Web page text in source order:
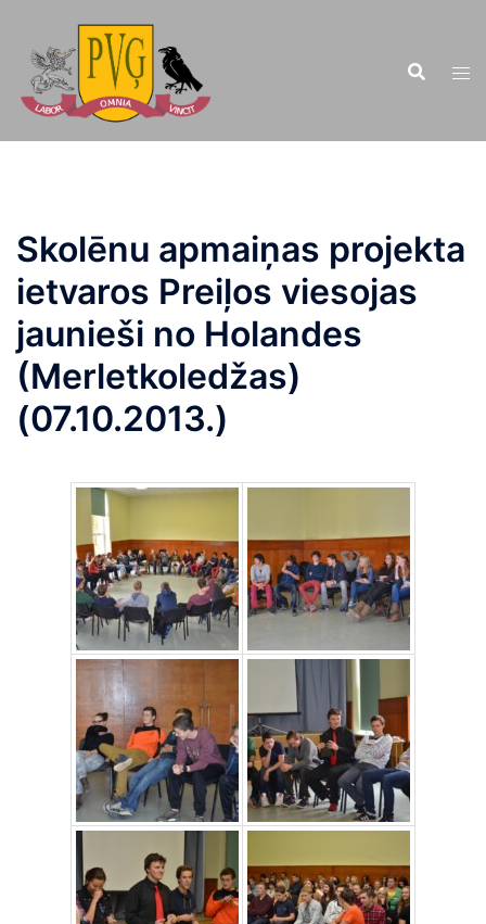
saturu
Skolēnu apmaiņas projekta
ietvaros Preiļos viesojas
jaunieši no Holandes
(Merletkoledžas)
(07.10.2013.)